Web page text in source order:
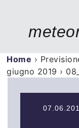
Home ›
giugno 2019 ›